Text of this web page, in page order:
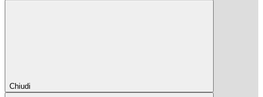
Chiudi